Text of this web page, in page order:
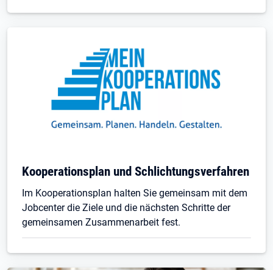
Kooperationsplan und Schlichtungsverfahren
Im Kooperationsplan halten Sie gemeinsam mit dem
Jobcenter die Ziele und die nächsten Schritte der
gemeinsamen Zusammenarbeit fest.